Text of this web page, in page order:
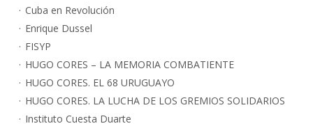
Cuba en Revolución
Enrique Dussel
FISYP
HUGO CORES – LA MEMORIA COMBATIENTE
HUGO CORES. EL 68 URUGUAYO
HUGO CORES. LA LUCHA DE LOS GREMIOS SOLIDARIOS
Instituto Cuesta Duarte